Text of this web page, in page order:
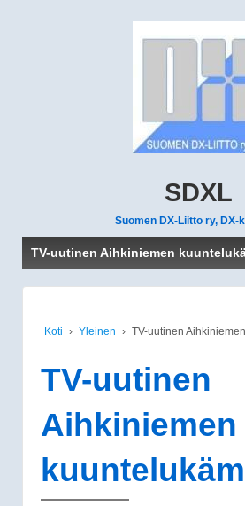
SDXL
Suomen DX-Liitto ry, DX-
TV-uutinen Aihkiniemen
Koti › Yleinen › TV-uutinen
TV-uutinen
Aihkiniemen